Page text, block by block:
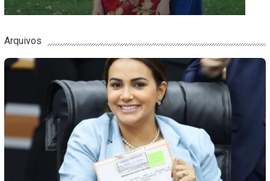
Arquivos